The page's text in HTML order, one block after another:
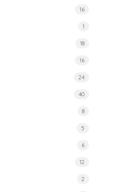
16
1
18
16
24
40
8
5
6
12
2